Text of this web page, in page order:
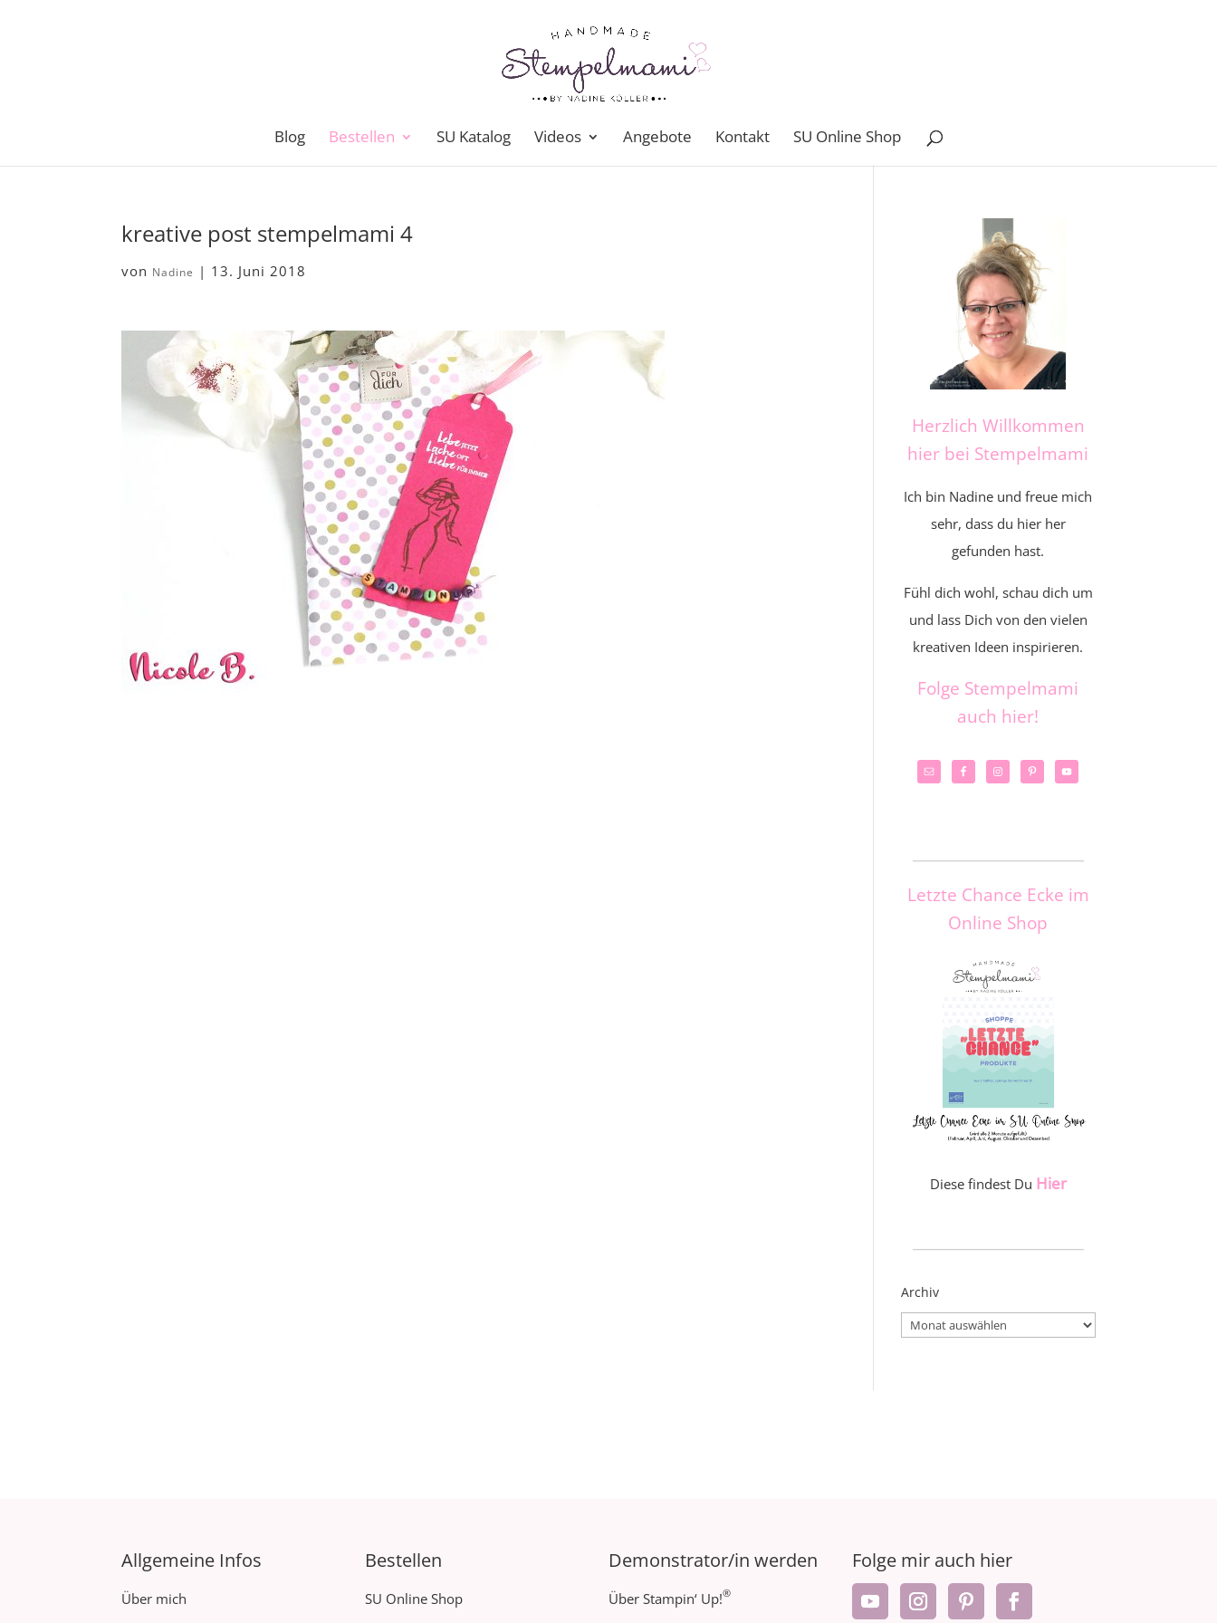
Blog Bestellen SU Katalog Videos Angebote Kontakt SU Online Shop
kreative post stempelmami 4
von Nadine | 13. Juni 2018
Herzlich Willkommen
hier bei Stempelmami
Ich bin Nadine und freue mich
sehr, dass du hier her
gefunden hast.
Fühl dich wohl, schau dich um
und lass Dich von den vielen
kreativen Ideen inspirieren.
Folge Stempelmami
auch hier!
Letzte Chance Ecke im
Online Shop
Diese findest Du Hier
Archiv
Archiv
Allgemeine Infos
Über mich
Bestellen
SU Online Shop
Demonstrator/in werden
Über Stampin‘ Up!®
Folge mir auch hier